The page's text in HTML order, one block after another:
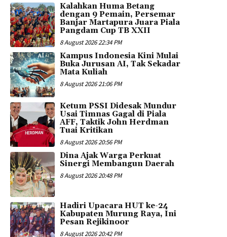
Kalahkan Huma Betang
dengan 9 Pemain, Persemar
Banjar Martapura Juara Piala
Pangdam Cup TB XXII
8 August 2026 22:34 PM
Kampus Indonesia Kini Mulai
Buka Jurusan AI, Tak Sekadar
Mata Kuliah
8 August 2026 21:06 PM
Ketum PSSI Didesak Mundur
Usai Timnas Gagal di Piala
AFF, Taktik John Herdman
Tuai Kritikan
8 August 2026 20:56 PM
Dina Ajak Warga Perkuat
Sinergi Membangun Daerah
8 August 2026 20:48 PM
Hadiri Upacara HUT ke-24
Kabupaten Murung Raya, Ini
Pesan Rejikinoor
8 August 2026 20:42 PM